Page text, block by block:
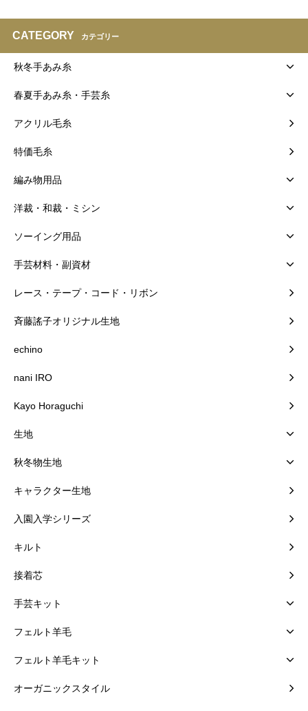
CATEGORY カテゴリー
秋冬手あみ糸
春夏手あみ糸・手芸糸
アクリル毛糸
特価毛糸
編み物用品
洋裁・和裁・ミシン
ソーイング用品
手芸材料・副資材
レース・テープ・コード・リボン
斉藤謠子オリジナル生地
echino
nani IRO
Kayo Horaguchi
生地
秋冬物生地
キャラクター生地
入園入学シリーズ
キルト
接着芯
手芸キット
フェルト羊毛
フェルト羊毛キット
オーガニックスタイル